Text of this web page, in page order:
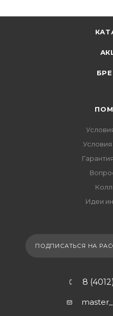
Условия
Идеи
ПОДПИСАТЬСЯ НА
8